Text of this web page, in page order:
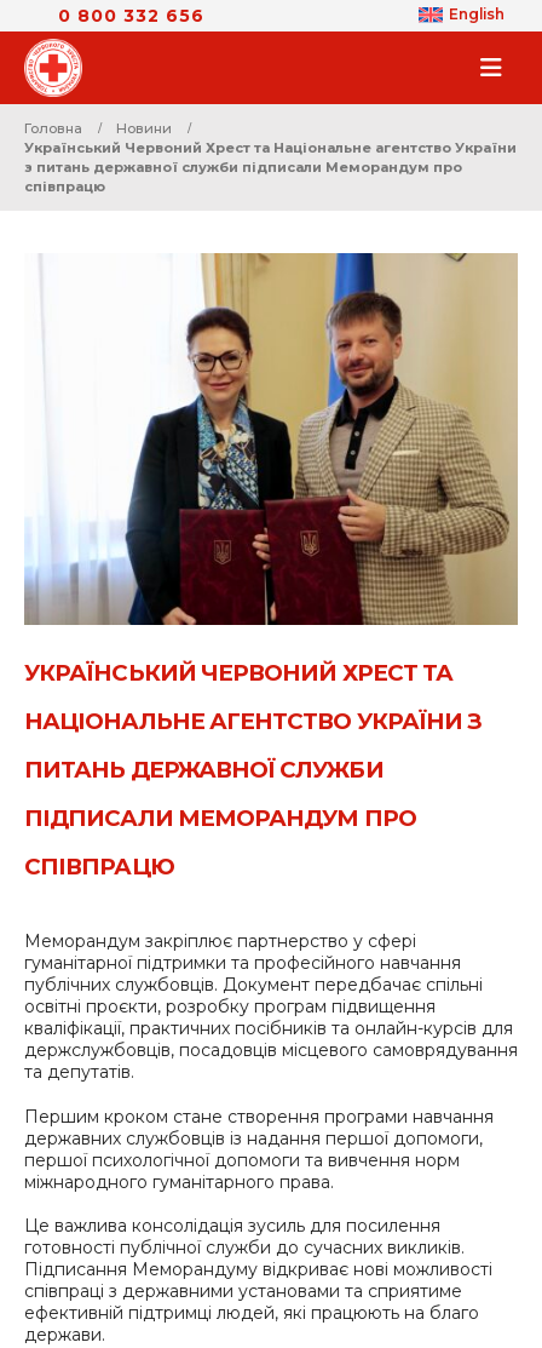
0 800 332 656 English
Головна
Новини
Український Червоний Хрест та Національне агентство України
з питань державної служби підписали Меморандум про
співпрацю
УКРАЇНСЬКИЙ ЧЕРВОНИЙ ХРЕСТ ТА
НАЦІОНАЛЬНЕ АГЕНТСТВО УКРАЇНИ З
ПИТАНЬ ДЕРЖАВНОЇ СЛУЖБИ
ПІДПИСАЛИ МЕМОРАНДУМ ПРО
СПІВПРАЦЮ
Меморандум закріплює партнерство у сфері
гуманітарної підтримки та професійного навчання
публічних службовців. Документ передбачає спільні
освітні проєкти, розробку програм підвищення
кваліфікації, практичних посібників та онлайн-курсів для
держслужбовців, посадовців місцевого самоврядування
та депутатів.
Першим кроком стане створення програми навчання
державних службовців із надання першої допомоги,
першої психологічної допомоги та вивчення норм
міжнародного гуманітарного права.
Це важлива консолідація зусиль для посилення
готовності публічної служби до сучасних викликів.
Підписання Меморандуму відкриває нові можливості
співпраці з державними установами та сприятиме
ефективній підтримці людей, які працюють на благо
держави.